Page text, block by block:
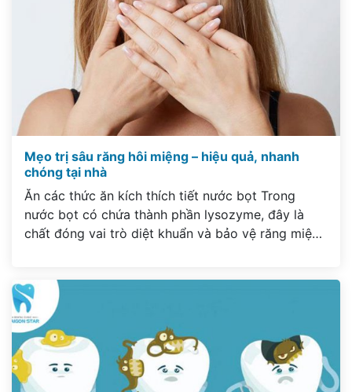
Mẹo trị sâu răng hôi miệng – hiệu quả, nhanh
chóng tại nhà
Ăn các thức ăn kích thích tiết nước bọt Trong
nước bọt có chứa thành phần lysozyme, đây là
chất đóng vai trò diệt khuẩn và bảo vệ răng miệng
giảm đi, cách đơn giản […]